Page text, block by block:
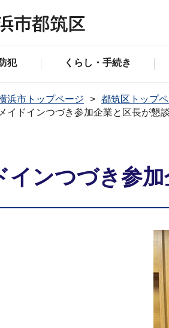
犯 くらし・手続き
浜市トップページ
都筑区トップ
メイドインつづき参加企業と区長が懇
インつづき参